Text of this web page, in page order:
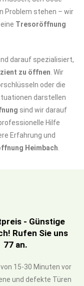
Problem stehen – wir
Tresoröffnung
darauf spezialisiert,
zu öffnen . Wir
oder die
darstellen
sind wir darauf
Hilfe
Erfahrung und
Heimbach
- Günstige
Rufen Sie uns
77 an.
15-30 Minuten vor
und defekte Türen